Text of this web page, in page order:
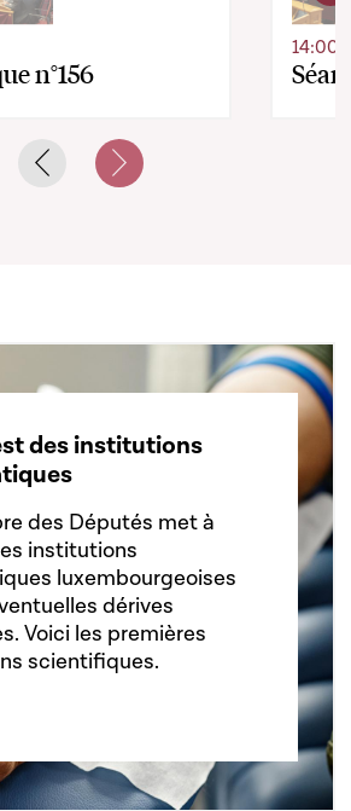
n°156
14:00
Previous slideNext slide
des institutions
des Députés met à
institutions
luxembourgeoises
dérives
Voici les premières
scientifiques.